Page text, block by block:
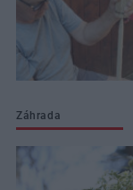
Záhrada